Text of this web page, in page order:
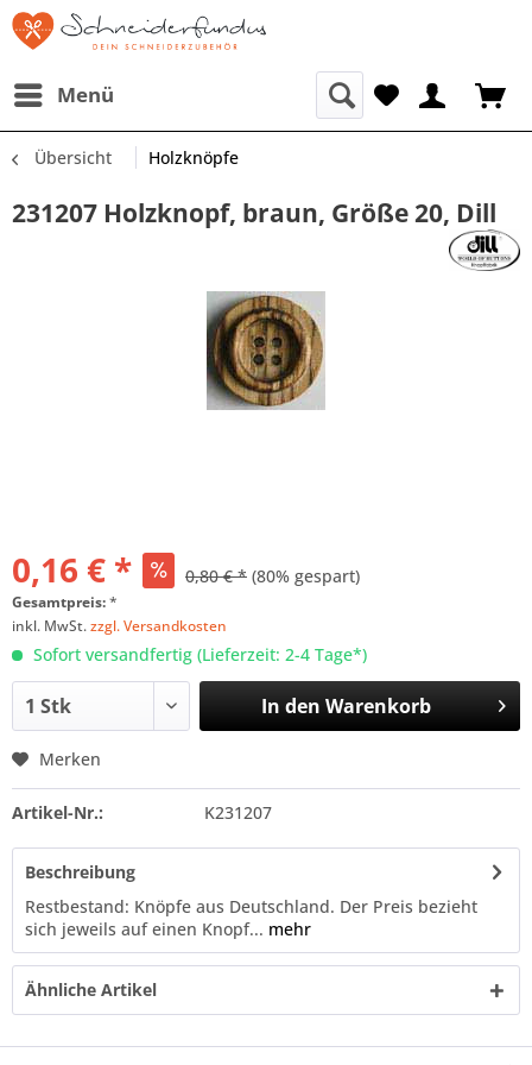
Menü
Übersicht Holzknöpfe
231207 Holzknopf, braun, Größe 20, Dill
0,16 € * 0,80 € * (80% gespart)
Gesamtpreis:*
inkl. MwSt.zzgl. Versandkosten
Sofort versandfertig (Lieferzeit: 2-4 Tage*)
In den Warenkorb
Merken
Artikel-Nr.: K231207
Beschreibung
Restbestand: Knöpfe aus Deutschland. Der Preis bezieht
sich jeweils auf einen Knopf... mehr
Ähnliche Artikel